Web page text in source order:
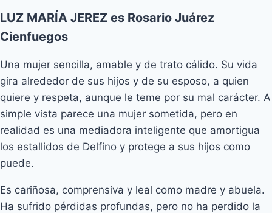
LUZ MARÍA JEREZ es Rosario Juárez
Cienfuegos
Una mujer sencilla, amable y de trato cálido. Su vida
gira alrededor de sus hijos y de su esposo, a quien
quiere y respeta, aunque le teme por su mal carácter. A
simple vista parece una mujer sometida, pero en
realidad es una mediadora inteligente que amortigua
los estallidos de Delfino y protege a sus hijos como
puede.
Es cariñosa, comprensiva y leal como madre y abuela.
Ha sufrido pérdidas profundas, pero no ha perdido la